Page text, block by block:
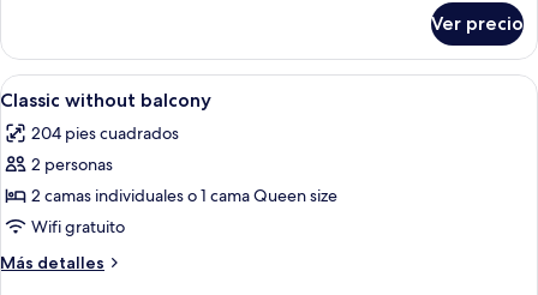
and
sea
view
room
with
balcony
sea
view
Ver precio
Abrir
todas
las
fotos
de
Classic
without
balcony
Caja de seguridad en la habitación,
3
Classic without balcony
204 pies cuadrados
2 personas
2 camas individuales o 1 cama Queen size
Wifi gratuito
Más detalles
Más